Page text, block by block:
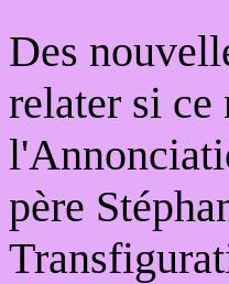
Des
relater si ce
père